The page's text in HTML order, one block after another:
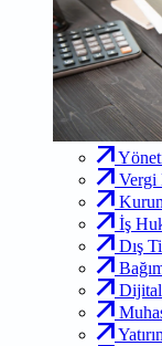
Vergi
İş
Dış